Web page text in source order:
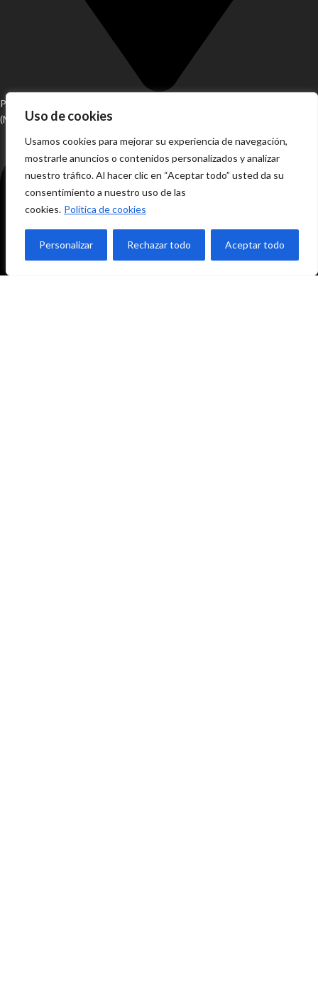
Uso de cookies
Usamos cookies para mejorar su experiencia de navegación,
mostrarle anuncios o contenidos personalizados y analizar
nuestro tráfico. Al hacer clic en “Aceptar todo” usted da su
consentimiento a nuestro uso de las
cookies. Política de cookies
Personalizar Rechazar todo Aceptar todo
Pol. Ind. Alhaurín de la Torre, Fase 2, Nave 43, T4, B43 Alh. de la Torre
(Málaga)